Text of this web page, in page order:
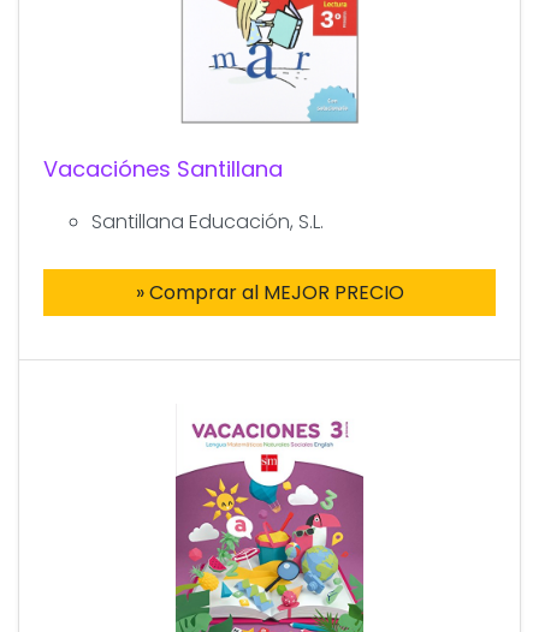
Vacaciónes Santillana
Santillana Educación, S.L.
» Comprar al MEJOR PRECIO